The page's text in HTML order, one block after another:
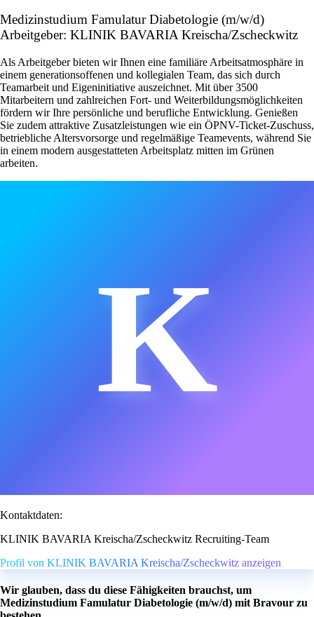
Medizinstudium Famulatur Diabetologie (m/w/d)
Arbeitgeber: KLINIK BAVARIA Kreischa/Zscheckwitz
Als Arbeitgeber bieten wir Ihnen eine familiäre Arbeitsatmosphäre in
einem generationsoffenen und kollegialen Team, das sich durch
Teamarbeit und Eigeninitiative auszeichnet. Mit über 3500
Mitarbeitern und zahlreichen Fort- und Weiterbildungsmöglichkeiten
fördern wir Ihre persönliche und berufliche Entwicklung. Genießen
Sie zudem attraktive Zusatzleistungen wie ein ÖPNV-Ticket-Zuschuss,
betriebliche Altersvorsorge und regelmäßige Teamevents, während Sie
in einem modern ausgestatteten Arbeitsplatz mitten im Grünen
arbeiten.
K
Kontaktdaten:
KLINIK BAVARIA Kreischa/Zscheckwitz Recruiting-Team
Profil von KLINIK BAVARIA Kreischa/Zscheckwitz anzeigen
Wir glauben, dass du diese Fähigkeiten brauchst, um
Medizinstudium Famulatur Diabetologie (m/w/d) mit Bravour zu